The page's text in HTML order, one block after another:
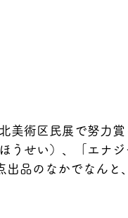
美術区民展で努力
うせい）、「エナ
品のなかでなんと